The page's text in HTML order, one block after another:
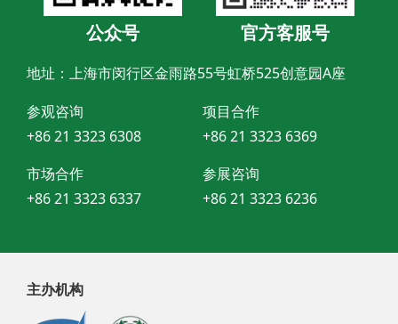
公众号 官方客服号
地址：上海市闵行区金雨路55号虹桥525创意园A座
参观咨询
+86 21 3323 6308
项目合作
+86 21 3323 6369
市场合作
+86 21 3323 6337
参展咨询
+86 21 3323 6236
主办机构